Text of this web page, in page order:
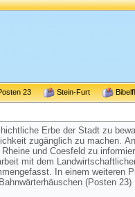
23 Stein-Furt
Erbe der Stadt zu
zugänglich zu machen.
und Coesfeld zu
mit dem
In einem weiteren
(Posten